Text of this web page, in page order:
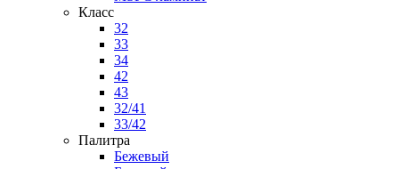
Класс
32
33
34
42
43
32/41
33/42
Палитра
Бежевый